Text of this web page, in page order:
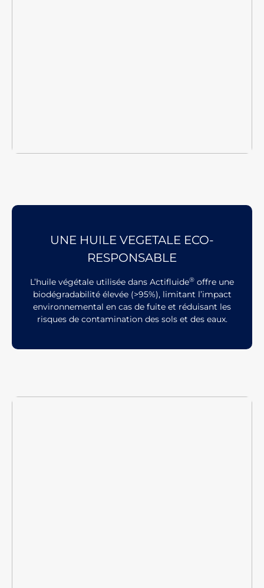
UNE HUILE VEGETALE ECO-
RESPONSABLE
L’huile végétale utilisée dans Actifluide® offre une
biodégradabilité élevée (>95%), limitant l’impact
environnemental en cas de fuite et réduisant les
risques de contamination des sols et des eaux.